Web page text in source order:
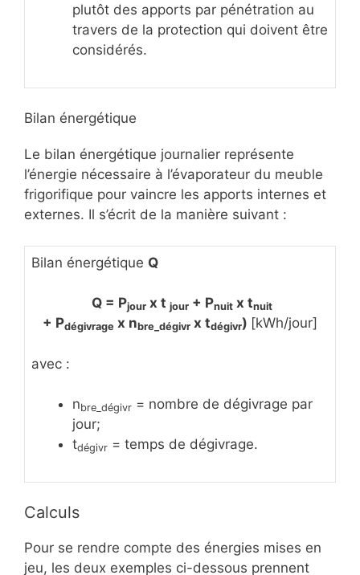
plutôt des apports par pénétration au
travers de la protection qui doivent être
considérés.
Bilan énergétique
Le bilan énergétique journalier représente
l’énergie nécessaire à l’évaporateur du meuble
frigorifique pour vaincre les apports internes et
externes. Il s’écrit de la manière suivant :
Bilan énergétique Q
Q = Pjourx t jour+ Pnuitx tnuit
+ Pdégivrage x nbre_dégivr x tdégivr) [kWh/jour]
avec :
nbre_dégivr = nombre de dégivrage par
jour;
tdégivr = temps de dégivrage.
Calculs
Pour se rendre compte des énergies mises en
jeu, les deux exemples ci-dessous prennent